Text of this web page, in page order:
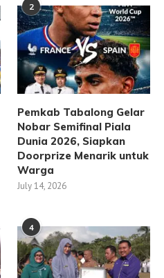
2
Pemkab Tabalong Gelar
Nobar Semifinal Piala
Dunia 2026, Siapkan
Doorprize Menarik untuk
Warga
July 14, 2026
4